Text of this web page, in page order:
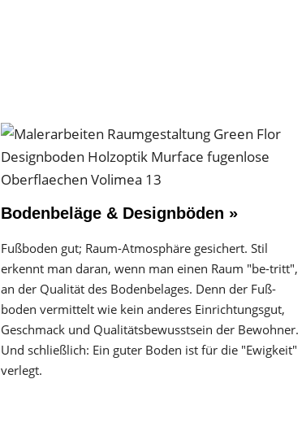
Bodenbeläge & Designböden »
Fußboden gut; Raum-Atmosphäre gesichert. Stil
erkennt man daran, wenn man einen Raum "be-tritt",
an der Qualität des Boden­belages. Denn der Fuß­
boden vermittelt wie kein anderes Einrichtungs­gut,
Geschmack und Qualitäts­bewusstsein der Bewohner.
Und schließlich: Ein guter Boden ist für die "Ewigkeit"
verlegt.